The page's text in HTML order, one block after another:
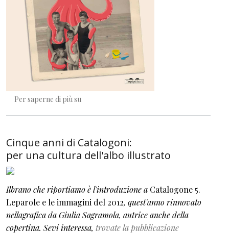
Per saperne di più su
Cinque anni di Catalogoni:
per una cultura dell'albo illustrato
Ilbrano che riportiamo è l'introduzione a Catalogone 5.
Leparole e le immagini del 2012, quest'anno rinnovato
nellagrafica da Giulia Sagramola, autrice anche della
copertina. Sevi interessa, trovate la pubblicazione